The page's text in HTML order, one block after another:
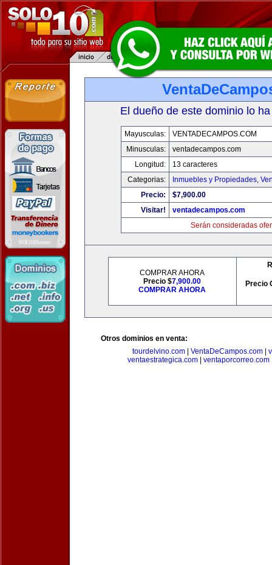
El dueño de este dominio lo
Mayusculas:
VENTADECAMPOS.COM
Minusculas:
ventadecampos.com
Longitud:
13 caracteres
Categorias:
Inmuebles y Propiedades,
Precio:
$7,900.00
Visitar!
ventadecampos.com
Serán consideradas
COMPRAR AHORA
Precio $7,900.00
COMPRAR AHORA
Precio
Otros dominios en venta:
tourdelvino.com| VentaDeCampos.com|
ventaestrategica.com| ventaporcorreo.com